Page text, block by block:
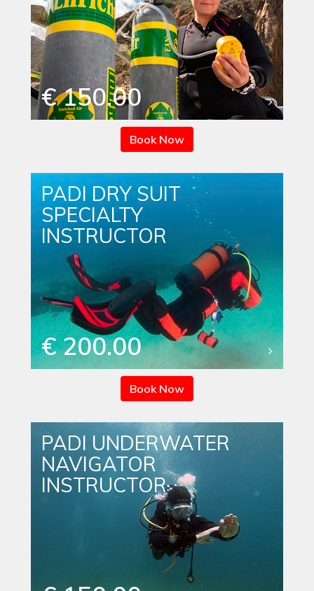
€ 150.00
Book Now
PADI DRY SUIT
SPECIALTY
INSTRUCTOR
€ 200.00
Book Now
PADI UNDERWATER
NAVIGATOR
INSTRUCTOR